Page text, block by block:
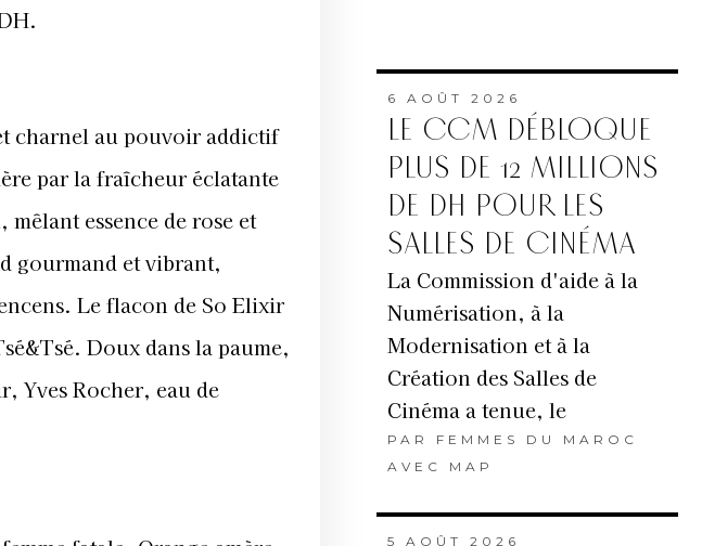
charnel au pouvoir addictif
par la fraîcheur éclatante
essence de rose et
gourmand et vibrant,
Le flacon de So Elixir
Doux dans la paume,
Yves Rocher, eau de
6 AOÛT 2026
LE CCM DÉBLOQUE
PLUS DE 12 MILLIONS
DE DH POUR LES
SALLES DE CINÉMA
La Commission d'aide à la
Numérisation, à la
Modernisation et à la
Création des Salles de
Cinéma a tenue, le
PAR FEMMES DU MAROC
AVEC MAP
5 AOÛT 2026